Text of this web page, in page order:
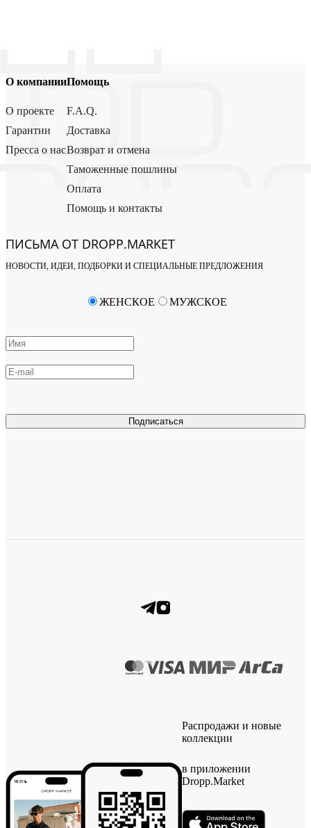
О компании
О проекте
Гарантии
Пресса о нас
Помощь
F.A.Q.
Доставка
Возврат и отмена
Таможенные пошлины
Оплата
Помощь и контакты
ПИСЬМА ОТ DROPP.MARKET
НОВОСТИ, ИДЕИ, ПОДБОРКИ И СПЕЦИАЛЬНЫЕ ПРЕДЛОЖЕНИЯ
Подписаться
ЖЕНСКОЕ МУЖСКОЕ
Распродажи и новые
коллекции
в приложении
Dropp.Market